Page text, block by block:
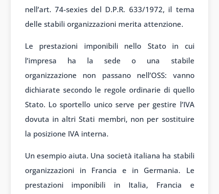
nell’art. 74-sexies del D.P.R. 633/1972, il tema
delle stabili organizzazioni merita attenzione.
Le prestazioni imponibili nello Stato in cui
l’impresa ha la sede o una stabile
organizzazione non passano nell’OSS: vanno
dichiarate secondo le regole ordinarie di quello
Stato. Lo sportello unico serve per gestire l’IVA
dovuta in altri Stati membri, non per sostituire
la posizione IVA interna.
Un esempio aiuta. Una società italiana ha stabili
organizzazioni in Francia e in Germania. Le
prestazioni imponibili in Italia, Francia e